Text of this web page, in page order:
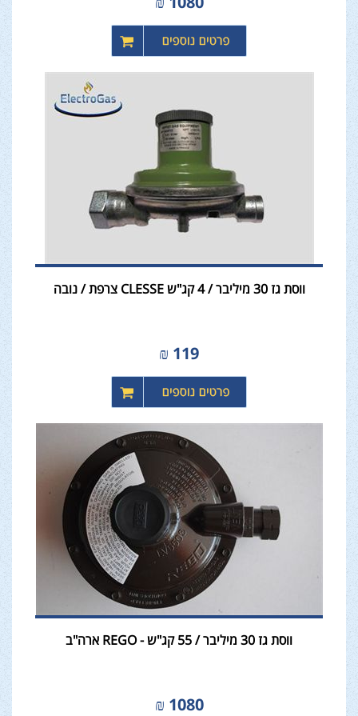
ווסת גז 30 מיליבר / 4 קג"ש CLESSE צרפת / נובה
119
₪
ווסת גז 30 מיליבר / 55 קג"ש - REGO ארה"ב
1080
₪